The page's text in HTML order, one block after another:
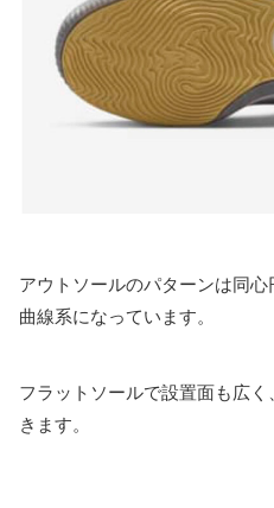
アウトソールのパターンは同
曲線系になっています。
フラットソールで設置面も広
きます。